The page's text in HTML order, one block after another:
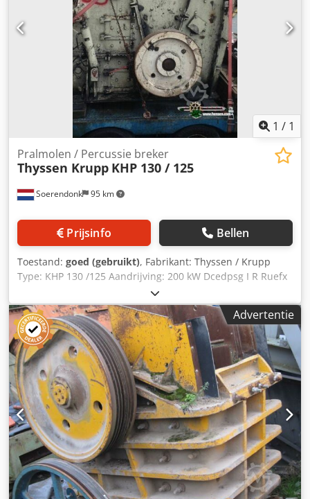
1 / 1
Soerendonk 95 km
Pralmolen / Percussie breker
Thyssen Krupp KHP 130 / 125
Prijsinfo Bellen
Toestand: goed (gebruikt), Fabrikant: Thyssen / Krupp
Type: KHP 130 /125 Aandrijving: 200 kW Dcedpsg I R Ruefx
Al Ssk Rotor diameter: 1.300mm Rotor breedte: 1.250mm
Inlaat Afmeting: 1.370 x 990mm Bekijk het PDF-Document
hier onder voor meer specifieke informatie. Inclusief: –
Inlaat – Hydraulisch openingssysteem Nieuwe reserve
onderdelen op voorraad.
Advertentie